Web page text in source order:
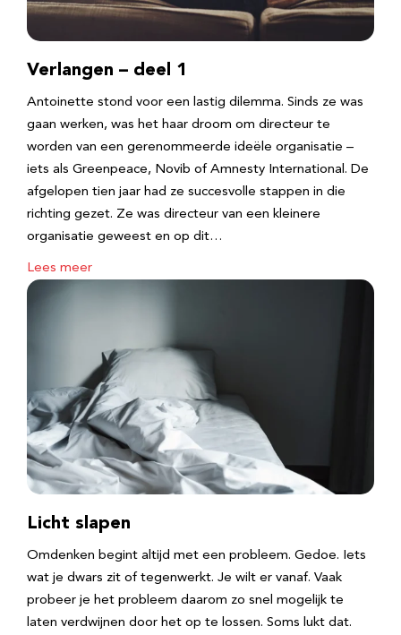
Verlangen – deel 1
Antoinette stond voor een lastig dilemma. Sinds ze was
gaan werken, was het haar droom om directeur te
worden van een gerenommeerde ideële organisatie –
iets als Greenpeace, Novib of Amnesty International. De
afgelopen tien jaar had ze succesvolle stappen in die
richting gezet. Ze was directeur van een kleinere
organisatie geweest en op dit…
Lees meer
Licht slapen
Omdenken begint altijd met een probleem. Gedoe. Iets
wat je dwars zit of tegenwerkt. Je wilt er vanaf. Vaak
probeer je het probleem daarom zo snel mogelijk te
laten verdwijnen door het op te lossen. Soms lukt dat.